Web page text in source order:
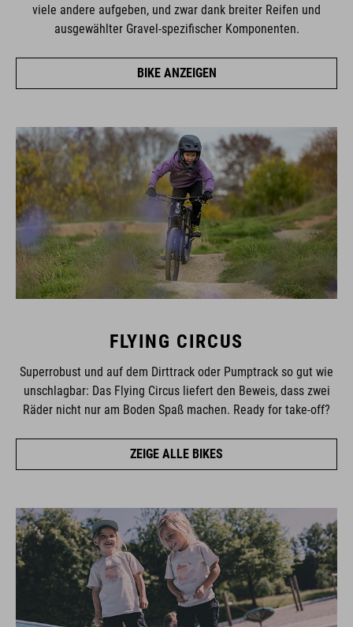
viele andere aufgeben, und zwar dank breiter Reifen und
ausgewählter Gravel-spezifischer Komponenten.
BIKE ANZEIGEN
FLYING CIRCUS
Superrobust und auf dem Dirttrack oder Pumptrack so gut wie
unschlagbar: Das Flying Circus liefert den Beweis, dass zwei
Räder nicht nur am Boden Spaß machen. Ready for take-off?
ZEIGE ALLE BIKES